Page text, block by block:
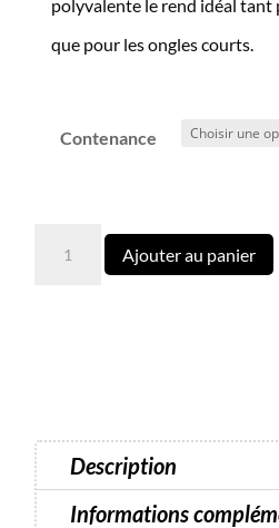
polyvalente le rend idéal tant
que pour les ongles courts.
Contenance
auto-
égalisant
Ajouter au panier
Description
Informations